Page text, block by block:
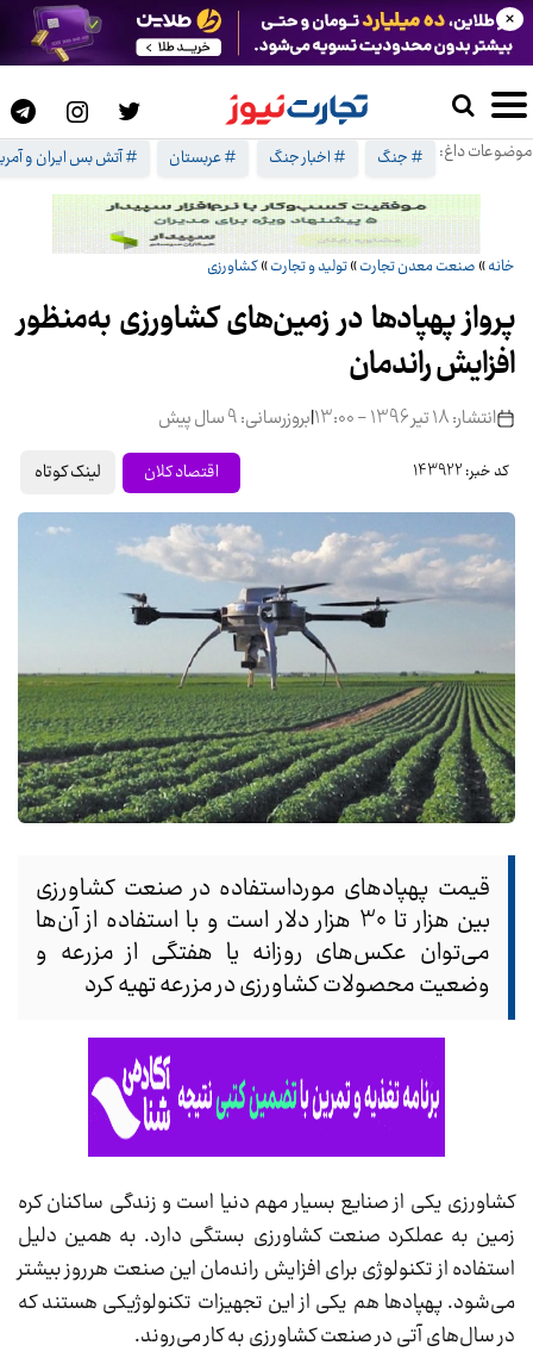
موضوعات داغ: # جنگ # اخبار جنگ # عربستان # آتش بس ایران و
×
خانه» صنعت معدن تجارت»تولید و تجارت»کشاورزی
پرواز پهپادها در زمین‌های کشاورزی به‌منظور
افزایش راندمان
انتشار: 18 تیر 1396 - 13:00 |بروزرسانی: 9 سال پیش
کد خبر: 143922 اقتصاد کلان لینک کوتاه
قیمت پهپادهای مورداستفاده در صنعت کشاورزی
بین هزار تا 30 هزار دلار است و با استفاده از آن‌ها
می‌توان عکس‌های روزانه یا هفتگی از مزرعه و
وضعیت محصولات کشاورزی در مزرعه تهیه کرد
کشاورزی یکی از صنایع بسیار مهم دنیا است و زندگی ساکنان کره
زمین به عملکرد صنعت کشاورزی بستگی دارد. به همین دلیل
استفاده از تکنولوژی برای افزایش راندمان این صنعت هرروز بیشتر
می‌شود. پهپادها هم یکی از این تجهیزات تکنولوژیکی هستند که
در سال‌های آتی در صنعت کشاورزی به کار می‌روند.